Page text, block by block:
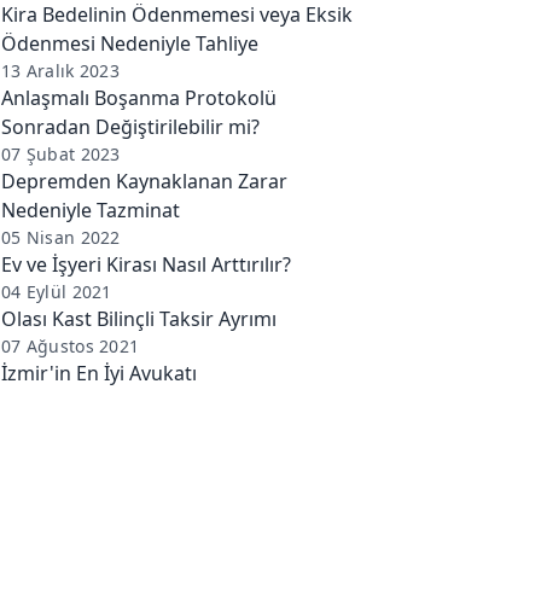
Kira Bedelinin Ödenmemesi veya Eksik
Ödenmesi Nedeniyle Tahliye
13 Aralık 2023
Anlaşmalı Boşanma Protokolü
Sonradan Değiştirilebilir mi?
07 Şubat 2023
Depremden Kaynaklanan Zarar
Nedeniyle Tazminat
05 Nisan 2022
Ev ve İşyeri Kirası Nasıl Arttırılır?
04 Eylül 2021
Olası Kast Bilinçli Taksir Ayrımı
07 Ağustos 2021
İzmir'in En İyi Avukatı